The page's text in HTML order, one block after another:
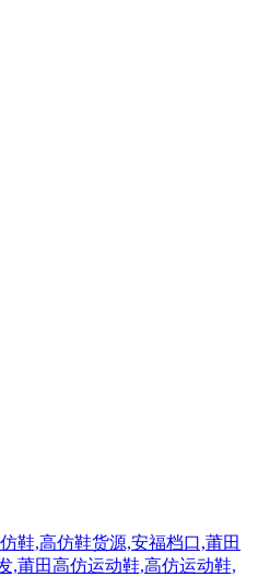
鞋,高仿鞋货源,安福档口,莆田
,莆田高仿运动鞋,高仿运动鞋,